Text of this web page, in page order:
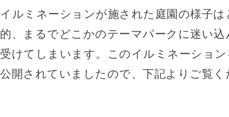
イルミネーションが施された庭園の様子
的、まるでどこかのテーマパークに迷い
受けてしまいます。このイルミネーショ
公開されていましたので、下記よりご覧く